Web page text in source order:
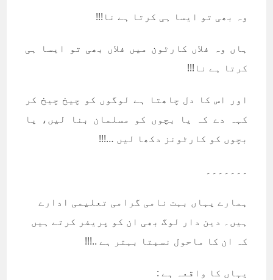
وہ بھی تو ایسا ہی کرتا ہے نا!!!
ہاں وہ فلاں کارٹون میں فلاں بھی تو ایسا ہی
کرتا ہے نا!!!
اور اس کا دل چاھتا ہے لوگوں کو چیخ چیخ کر
کہہ دے کہ یا بچوں کو مسلمان بنا لیں، یا
بچوں کو کارٹونز دکھا لیں …!!!
۔۔۔۔۔۔۔
ہمارے یہاں بہت نامی گرامی تعلیمی ادارے
ہیں۔ دین دار لوگ بھی ان کو پریفر کرتے ہیں
کہ ان کا ماحول نسبتا بہتر ہے ..!!!
یہاں کا واقعہ ہے :